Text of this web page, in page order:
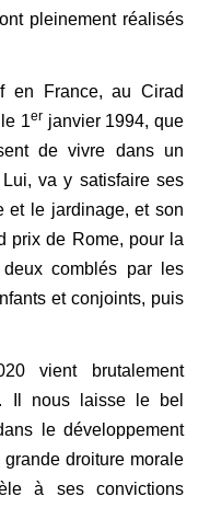
pleinement réalisés
en France, au Cirad
1er janvier 1994, que
de vivre dans un
va y satisfaire ses
et le jardinage, et son
prix de Rome, pour la
comblés par les
et conjoints, puis
vient brutalement
Il nous laisse le bel
le développement
droiture morale
à ses convictions